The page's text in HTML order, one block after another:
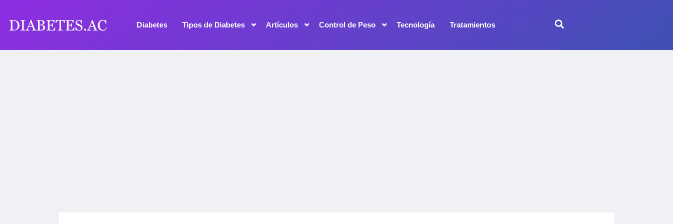
Diabetes Tipos de Diabetes Artículos Control de Peso Tecnología Tratamientos